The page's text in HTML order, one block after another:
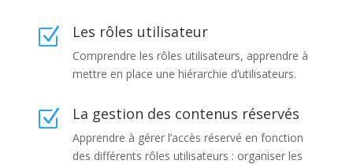
Z Les rôles utilisateur
Comprendre les rôles utilisateurs, apprendre à
mettre en place une hiérarchie d’utilisateurs.
Z La gestion des contenus réservés
Apprendre à gérer l’accès réservé en fonction
des différents rôles utilisateurs : organiser les